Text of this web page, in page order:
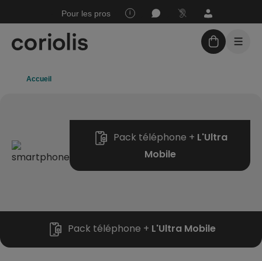
Pour les pros Assistance
conseiller
Espace
sourds
Client
Assistance
Accueil
Pack téléphone + L'Ultra
Mobile
Pack téléphone + L'Ultra Mobile